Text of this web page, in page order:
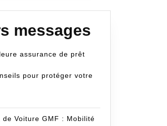
messages
assurance de prêt
pour protéger votre
de Voiture GMF : Mobilité